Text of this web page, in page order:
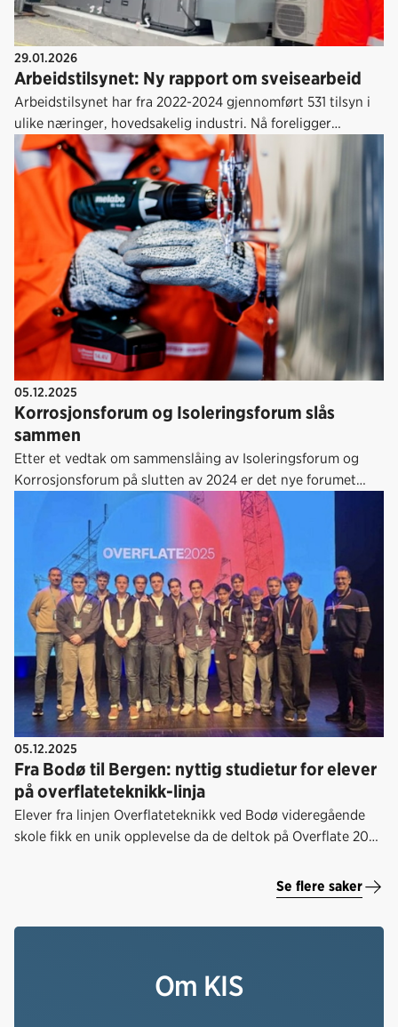
29.01.2026
Arbeidstilsynet: Ny rapport om sveisearbeid
Arbeidstilsynet har fra 2022-2024 gjennomført 531 tilsyn i
ulike næringer, hovedsakelig industri. Nå foreligger
resultatene.
05.12.2025
Korrosjonsforum og Isoleringsforum slås
sammen
Etter et vedtak om sammenslåing av Isoleringsforum og
Korrosjonsforum på slutten av 2024 er det nye forumet
Korrosjons- og Isoleringsforum (KIF) nå etablert.
05.12.2025
Fra Bodø til Bergen: nyttig studietur for elever
på overflateteknikk-linja
Elever fra linjen Overflateteknikk ved Bodø videregående
skole fikk en unik opplevelse da de deltok på Overflate 2025
Se flere saker
Om KIS